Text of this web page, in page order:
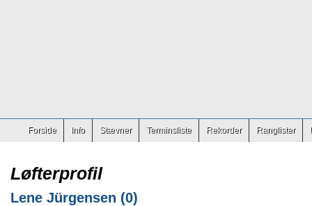
Forside Info Stævner Terminsliste Rekorder Ranglister
Løfterprofil
Lene Jürgensen (0)